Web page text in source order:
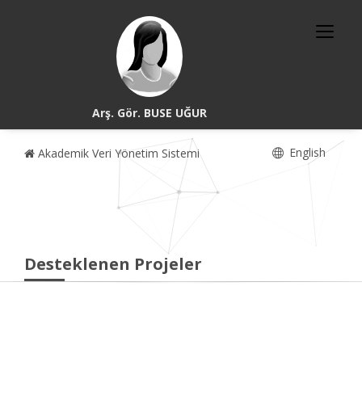
Arş. Gör. BUSE UĞUR
Akademik Veri Yönetim Sistemi English
Desteklenen Projeler